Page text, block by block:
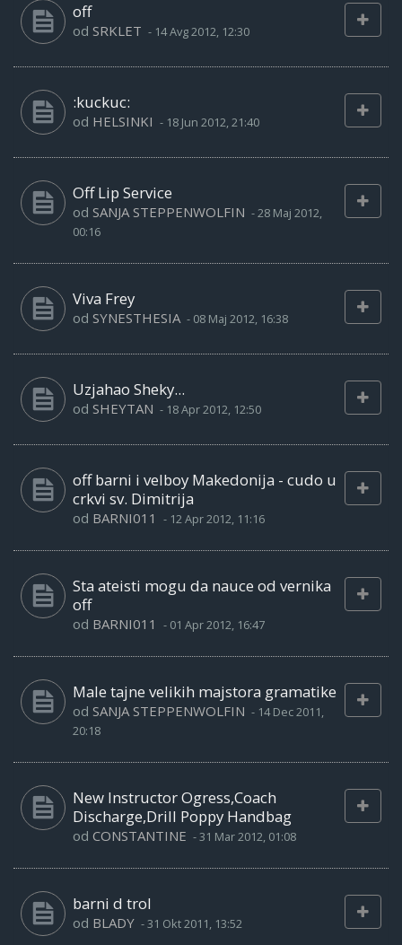
off
od SRKLET - 14 Avg 2012, 12:30
:kuckuc:
od HELSINKI - 18 Jun 2012, 21:40
Off Lip Service
od SANJA STEPPENWOLFIN -28 Maj 2012,
00:16
Viva Frey
od SYNESTHESIA - 08 Maj 2012, 16:38
Uzjahao Sheky...
od SHEYTAN - 18 Apr 2012, 12:50
off barni i velboy Makedonija - cudo u
crkvi sv. Dimitrija
od BARNI011 - 12 Apr 2012, 11:16
Sta ateisti mogu da nauce od vernika
off
od BARNI011 - 01 Apr 2012, 16:47
Male tajne velikih majstora gramatike
od SANJA STEPPENWOLFIN - 14 Dec 2011,
20:18
New Instructor Ogress,Coach
Discharge,Drill Poppy Handbag
od CONSTANTINE -31 Mar 2012, 01:08
barni d trol
od BLADY -31 Okt 2011, 13:52